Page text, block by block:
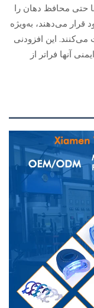
محافظ دهان را
می‌دهند، به‌ویژه
این افزودنی
آنها فراتر از